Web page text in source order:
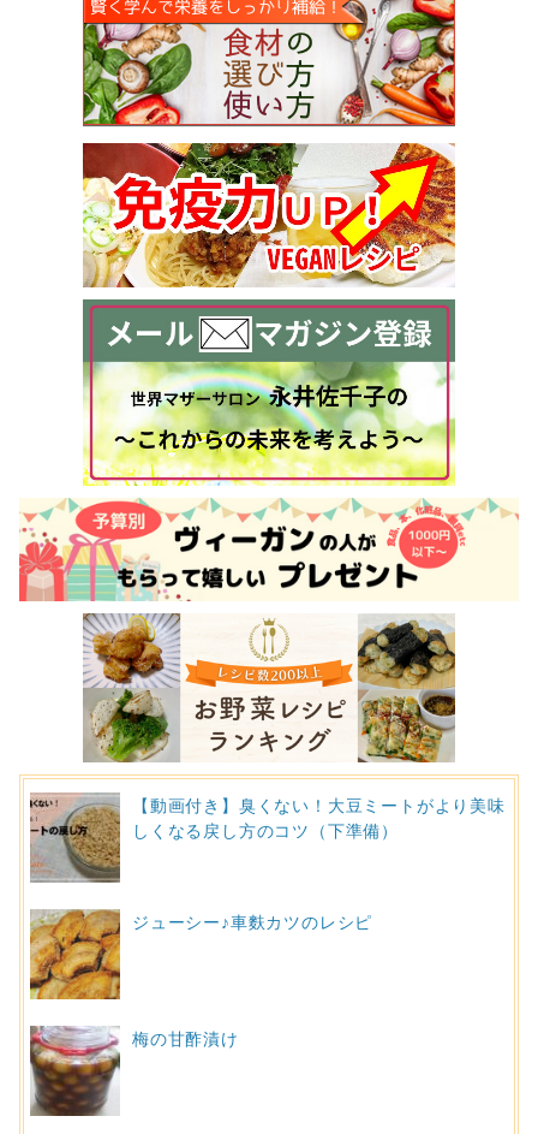
【動画付き】臭くない！大豆ミートがより美味
しくなる戻し方のコツ（下準備）
ジューシー♪車麩カツのレシピ
梅の甘酢漬け